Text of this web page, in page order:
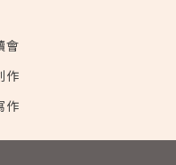
會
作
作